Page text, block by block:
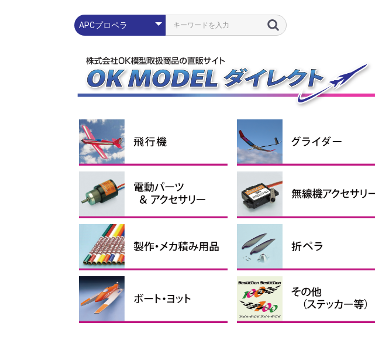
練習機
スポーツ機
スケール機
その他 ラダー機
エルロン機
スケール機
グライダーアクセサリー
コンポジットグライダー
PnP・RTFグライダー
配線パーツ
コネクタ・シュリンクチュー
ブ
シリコンコード
充放電器・リポメーター
モーター プロペラアダプター
インナーローターブラシレス
モーター
ブラシモーター・ギアボック
ス
アウターローターブラシレス
モーター
アポロモーター
ブラシレスモータースペアパ
ーツ
電動用モーターマウント
スピードコントローラー
Lipoバッテリー 1セル
2セル
3セル
4セル
電動ダクテッドファン
イーパック サーボ＆関連パーツ
電圧レギュレーター
受信機アクセサリー
フィルム
リンケージパーツ
テープ、ビス・ナット、スポ
ンジ
接着剤・ケミカル製品 瞬間接着剤・補助剤
その他の接着剤
マイクロバルーン、パテなど
バルサ・ベニヤ
カーボン素材 スピンナーハブセット
折ペラ用ハブ
折ペラ用スピンナー
折ペラ用ブレード